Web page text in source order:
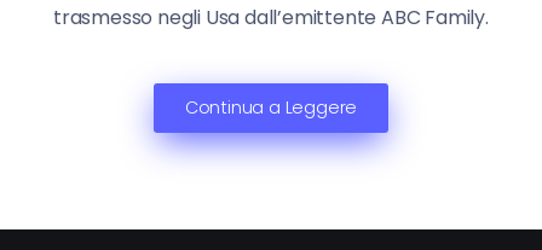
trasmesso negli Usa dall’emittente ABC Family.
Continua a Leggere